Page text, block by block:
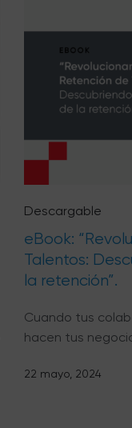
Descargable
eBook:
Talentos:
la retención”.
Cuando tus
hacen tus
22 mayo, 2024